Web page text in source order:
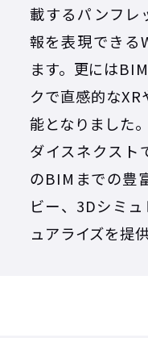
載するパンフレ
報を表現できる
ます。更には
クで直感的な
能となりました。
ダイスネクスト
のBIMまでの豊
ビー、3Dシミ
ュアライズを提